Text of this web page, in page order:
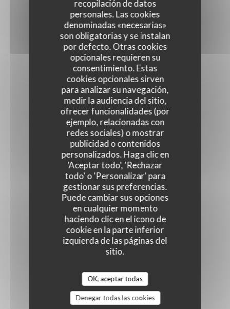
recopilación de datos
personales. Las cookies
denominadas «necesarias»
son obligatorias y se instalan
por defecto. Otras cookies
opcionales requieren su
consentimiento. Estas
cookies opcionales sirven
para analizar su navegación,
medir la audiencia del sitio,
ofrecer funcionalidades (por
ejemplo, relacionadas con
redes sociales) o mostrar
publicidad o contenidos
personalizados. Haga clic en
'Aceptar todo', 'Rechazar
todo' o 'Personalizar' para
gestionar sus preferencias.
Puede cambiar sus opciones
en cualquier momento
haciendo clic en el icono de
cookie en la parte inferior
izquierda de las páginas del
sitio.
OK, aceptar todas
Denegar todas las cookies